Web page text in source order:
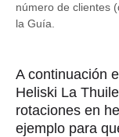
número de clientes
la Guía.
A continuación
Heliski La
rotaciones en
ejemplo para